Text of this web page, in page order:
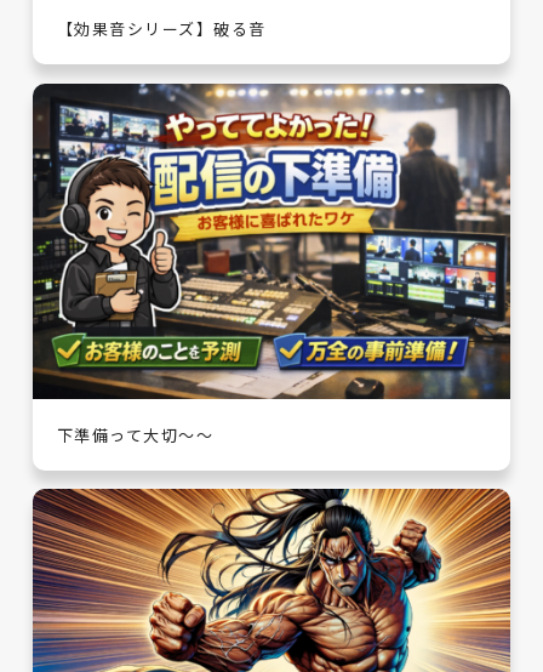
【効果音シリーズ】破る音
下準備って大切～～